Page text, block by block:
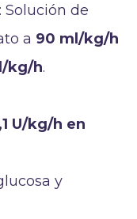
: Solución de
a 90 ml/kg/h
kg/h.
U/kg/h en
y